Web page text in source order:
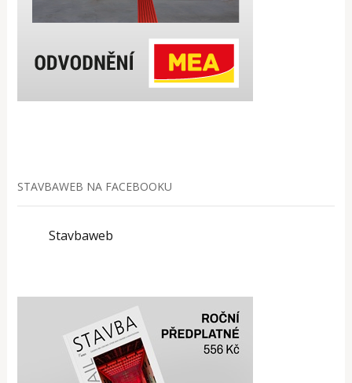
STAVBAWEB NA FACEBOOKU
Stavbaweb